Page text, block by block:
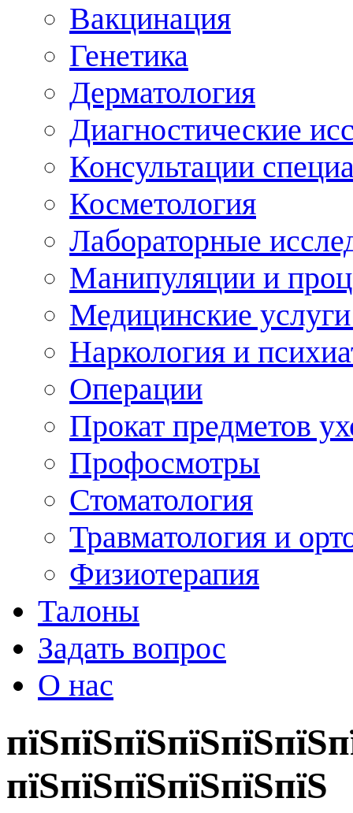
Вакцинация
Генетика
Дерматология
Диагностические
Консультации
Косметология
Лабораторные
Манипуляции и
Медицинские
Наркология и
Операции
Прокат предметов
Профосмотры
Стоматология
Травматология и
Физиотерапия
Талоны
Задать вопрос
О нас
пїЅпїЅпїЅпїЅпїЅпїЅ